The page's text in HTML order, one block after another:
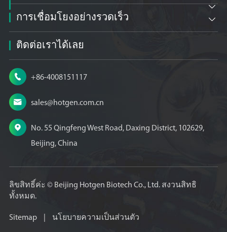

การเชื่อมโยงอย่างรวดเร็ว 
ติดต่อเราได้เลย
 +86-4008151117
 sales@hotgen.com.cn

No. 55 Qingfeng West Road, Daxing District, 102629,
Beijing, China
ลิขสิทธิ์ค่ะ © Beijing Hotgen Biotech Co., Ltd. สงวนสิทธิ
ทั้งหมด.
Sitemap นโยบายความเป็นส่วนตัว